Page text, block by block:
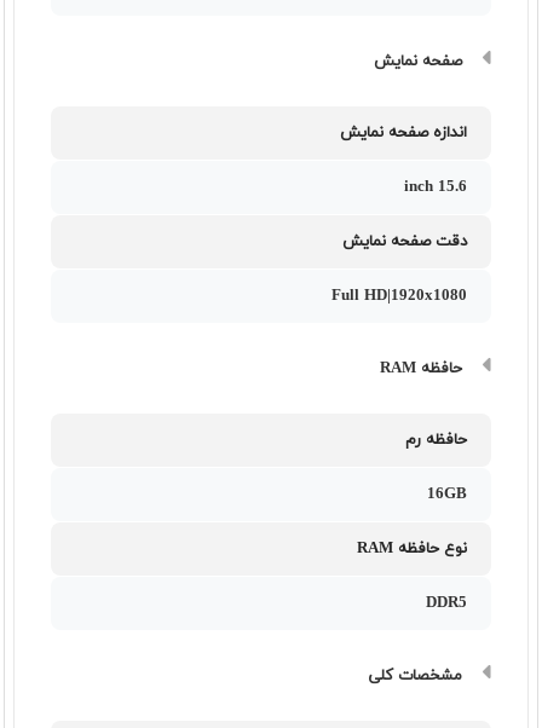
صفحه نمایش
اندازه صفحه نمایش
15.6 inch
دقت صفحه نمایش
Full HD|1920x1080
حافظه RAM
حافظه رم
16GB
نوع حافظه RAM
DDR5
مشخصات کلی